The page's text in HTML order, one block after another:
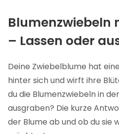
Blumenzwiebeln
– Lassen oder
Deine Zwiebelblume hat
hinter sich und wirft ihre
du die Blumenzwiebeln in
ausgraben? Die kurze
der Blume ab und ob du sie